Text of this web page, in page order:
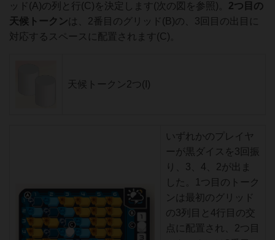
ッド(A)の列と行(C)を決定します(次の図を参照)。 2つ目の
天候トークンは、2番目のグリッド(B)の、3回目の出目に
対応するスペースに配置されます(C)。
天候トークン2つ(I)
いずれかのプレイヤ
ーが黒ダイスを3回振
り、3、4、2が出ま
した。1つ目のトーク
ンは最初のグリッド
の3列目と4行目の交
点に配置され、2つ目